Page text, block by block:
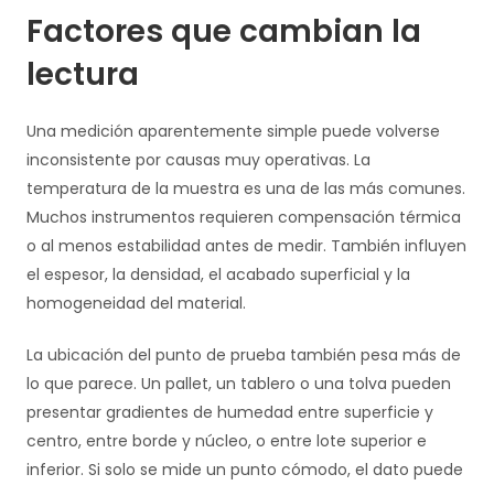
Factores que cambian la
lectura
Una medición aparentemente simple puede volverse
inconsistente por causas muy operativas. La
temperatura de la muestra es una de las más comunes.
Muchos instrumentos requieren compensación térmica
o al menos estabilidad antes de medir. También influyen
el espesor, la densidad, el acabado superficial y la
homogeneidad del material.
La ubicación del punto de prueba también pesa más de
lo que parece. Un pallet, un tablero o una tolva pueden
presentar gradientes de humedad entre superficie y
centro, entre borde y núcleo, o entre lote superior e
inferior. Si solo se mide un punto cómodo, el dato puede